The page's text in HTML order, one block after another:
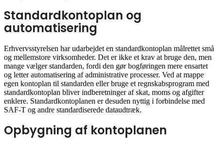
Standardkontoplan og
automatisering
Erhvervsstyrelsen har udarbejdet en standardkontoplan målrettet små
og mellemstore virksomheder. Det er ikke et krav at bruge den, men
mange vælger standarden, fordi den gør bogføringen mere ensartet
og letter automatisering af administrative processer. Ved at mappe
egen kontoplan til standarden eller bruge et regnskabsprogram med
standardkontoplan bliver indberetninger af skat, moms og afgifter
enklere. Standardkontoplanen er desuden nyttig i forbindelse med
SAF-T og andre standardiserede dataudtræk.
Opbygning af kontoplanen